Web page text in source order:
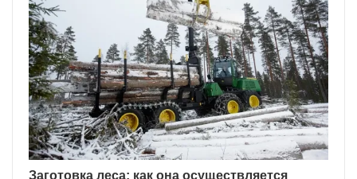
Заготовка леса: как она осуществляется